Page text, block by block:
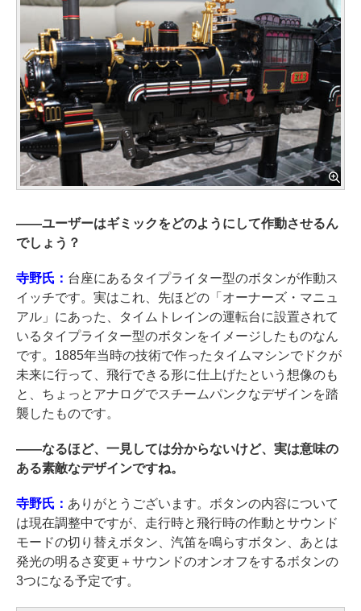
――ユーザーはギミックをどのようにして作動させるん
でしょう？
寺野氏： 台座にあるタイプライター型のボタンが作動ス
イッチです。実はこれ、先ほどの「オーナーズ・マニュ
アル」にあった、タイムトレインの運転台に設置されて
いるタイプライター型のボタンをイメージしたものなん
です。1885年当時の技術で作ったタイムマシンでドクが
未来に行って、飛行できる形に仕上げたという想像のも
と、ちょっとアナログでスチームパンクなデザインを踏
襲したものです。
――なるほど、一見しては分からないけど、実は意味の
ある素敵なデザインですね。
寺野氏： ありがとうございます。ボタンの内容について
は現在調整中ですが、走行時と飛行時の作動とサウンド
モードの切り替えボタン、汽笛を鳴らすボタン、あとは
発光の明るさ変更＋サウンドのオンオフをするボタンの
3つになる予定です。